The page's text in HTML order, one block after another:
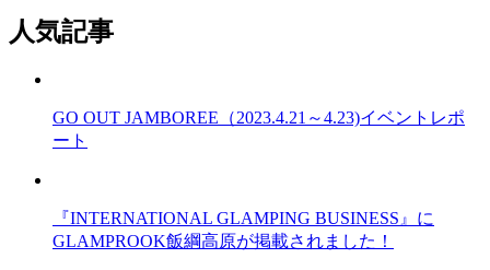
人気記事
GO OUT JAMBOREE（2023.4.21～4.23)イベントレポ
ート
『INTERNATIONAL GLAMPING BUSINESS』に
GLAMPROOK飯綱高原が掲載されました！